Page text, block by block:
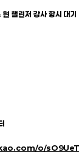
챌린저 강사 항시 대기
o/